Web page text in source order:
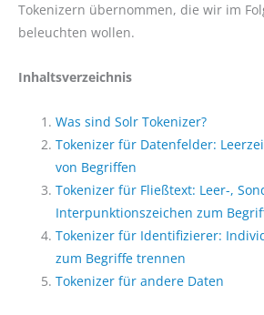
Tokenizern übernommen, die wir im
beleuchten wollen.
Inhaltsverzeichnis
Was sind Solr Tokenizer?
Tokenizer für Datenfelder:
von Begriffen
Tokenizer für Fließtext: Leer-,
Interpunktionszeichen zum
Tokenizer für Identifizierer:
zum Begriffe trennen
Tokenizer für andere Daten